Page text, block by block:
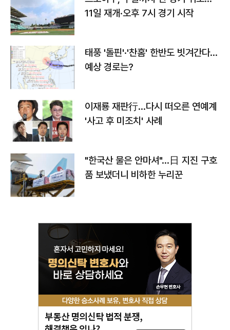
11일 재개·오후 7시 경기 시작
태풍 '돌핀'·'찬홈' 한반도 빗겨간다…
예상 경로는?
이재룡 재판行…다시 떠오른 연예계
'사고 후 미조치' 사례
"한국산 물은 안마셔"…日 지진 구호
품 보냈더니 비하한 누리꾼